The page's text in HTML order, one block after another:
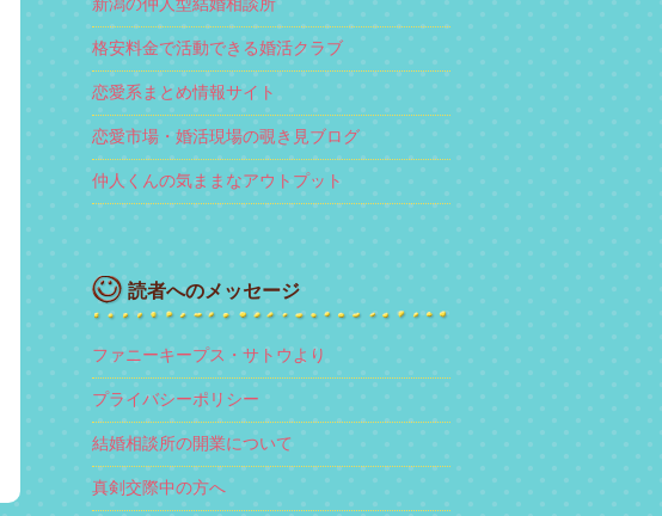
新潟の仲人型結婚相談所
格安料金で活動できる婚活クラブ
恋愛系まとめ情報サイト
恋愛市場・婚活現場の覗き見ブログ
仲人くんの気ままなアウトプット
読者へのメッセージ
ファニーキープス・サトウより
プライバシーポリシー
結婚相談所の開業について
真剣交際中の方へ